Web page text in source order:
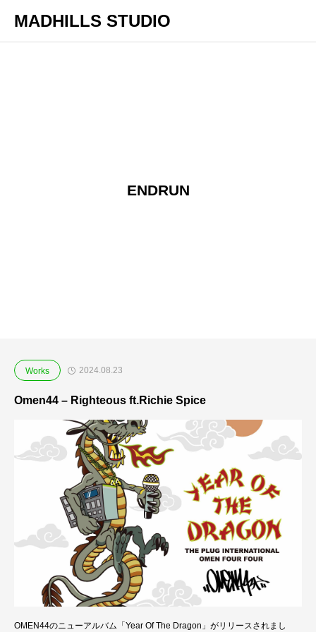
MADHILLS STUDIO
ENDRUN
Works 2024.08.23
Omen44 – Righteous ft.Richie Spice
OMEN44のニューアルバム「Year Of The Dragon」がリリースされまし